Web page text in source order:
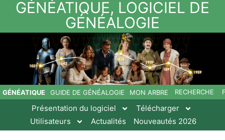
GÉNÉATIQUE, LOGICIEL DE
GÉNÉALOGIE
GÉNÉATIQUE GUIDE DE GÉNÉALOGIE MON ARBRE RECHERCHE
Présentation du logiciel
Télécharger
Utilisateurs
Actualités Nouveautés 2026